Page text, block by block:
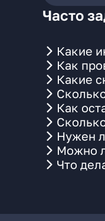
Часто
Какие
Как
Какие
Как
Нужен
Можно
Что